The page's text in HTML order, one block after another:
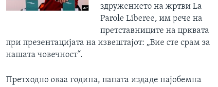
здружението на жртви La
Parole Liberee, им рече на
претставниците на црквата
при презентацијата на извештајот: „Вие сте срам за
нашата човечност“.
Претходно оваа година, папата издаде најобемна